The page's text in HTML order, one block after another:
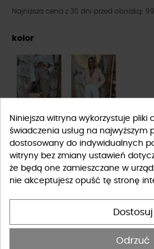
Najniższa cena z 30 dni przed obniżką:
kolor
Rozmiar
S M L
Tabela rozmiarów
Niniejsza witryna wykorzystuje pliki
świadczenia usług na najwyższym
dostosowany do indywidualnych
witryny bez zmiany ustawień
że będą one zamieszczane w
nie akceptujesz opuść tę stronę
Dostosuj
Odrzuć